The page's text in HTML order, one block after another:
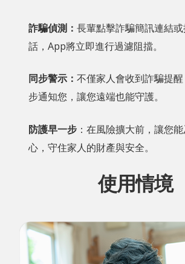
詐騙偵測： 長輩點擊詐騙簡訊連結
話，App將立即進行過濾阻擋。
同步警示： 不僅家人會收到詐騙提
步通知您，讓您遠端也能守護。
防護早一步 ：在風險擴大前，讓您
心，守住家人的財產與安全。
使用情境